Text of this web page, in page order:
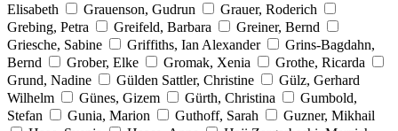
Elisabeth
Grauenson, Gudrun
Grauer, Roderich
Grebing, Petra
Greifeld, Barbara
Greiner, Bernd
Griesche, Sabine
Griffiths, Ian Alexander
Grins-Bagdahn,
Bernd
Grober, Elke Gromak, Xenia
Grothe, Ricarda
Grund, Nadine
Gülden Sattler, Christine
Gülz, Gerhard
Wilhelm
Günes, Gizem Gürth, Christina
Gumbold,
Stefan
Gunia, Marion Guthoff, Sarah
Guzner, Mikhail